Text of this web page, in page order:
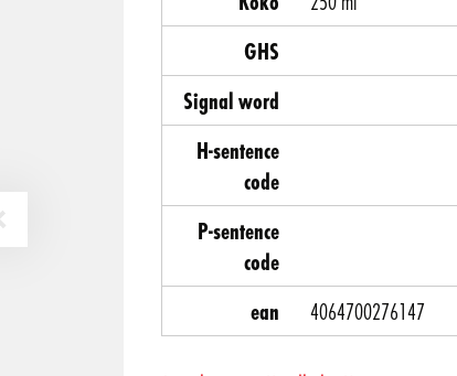
GHS
Signal word
H-sentence
code
P-sentence
code
ean
4064700276147